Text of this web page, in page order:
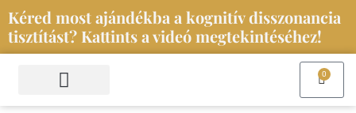
Skip
to
content
Kéred most ajándékba a kognitív disszonancia
tisztítást? Kattints a videó megtekintéséhez!
0
Kosár